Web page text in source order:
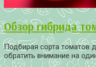
Обзор гибрида
Подбирая сорта томатов
обратить внимание на